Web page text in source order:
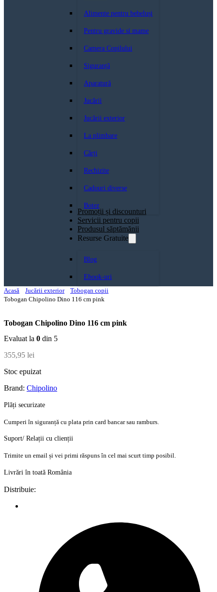
Alimente pentru bebeluși
Pentru gravide si mame
Camera Copilului
Siguranță
Aparatură
Jucării
Jucării exterior
La plimbare
Cărți
Rechizite
Cadouri diverse
Botez
Promoții și discounturi
Servicii pentru copii
Produsul săptămănii
Resurse Gratuite
Blog
Ebook-uri
Acasă
Jucării exterior
Tobogan copii
Tobogan Chipolino Dino 116 cm pink
Tobogan Chipolino Dino 116 cm pink
Evaluat la 0 din 5
355,95 lei
Stoc epuizat
Brand: Chipolino
Plăți securizate
Cumperi în siguranță cu plata prin card bancar sau ramburs.
Suport/ Relații cu clienții
Trimite un email și vei primi răspuns în cel mai scurt timp posibil.
Livrări în toată România
Distribuie: